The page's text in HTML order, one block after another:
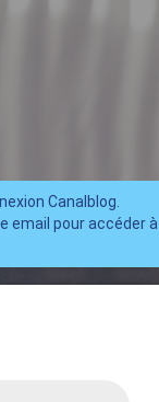
Canalblog.
email pour accéder à